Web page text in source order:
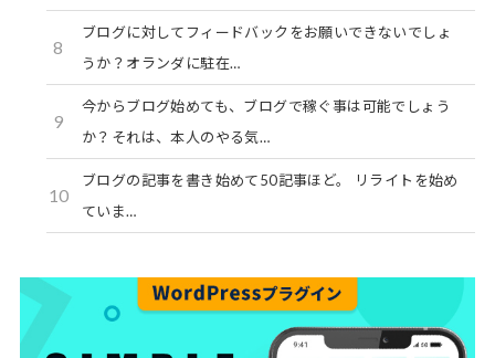
8
ブログに対してフィードバックをお願いできないでしょ
うか？オランダに駐在…
9
今からブログ始めても、ブログで稼ぐ事は可能でしょう
か？それは、本人のやる気…
10
ブログの記事を書き始めて50記事ほど。 リライトを始め
ていま…